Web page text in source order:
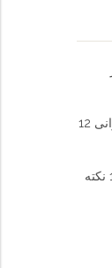
راهنمای کامل خرید صندلی فلزی رستورانی 12
راهنمای خرید میز و صندلی رستورانی 15 نکته